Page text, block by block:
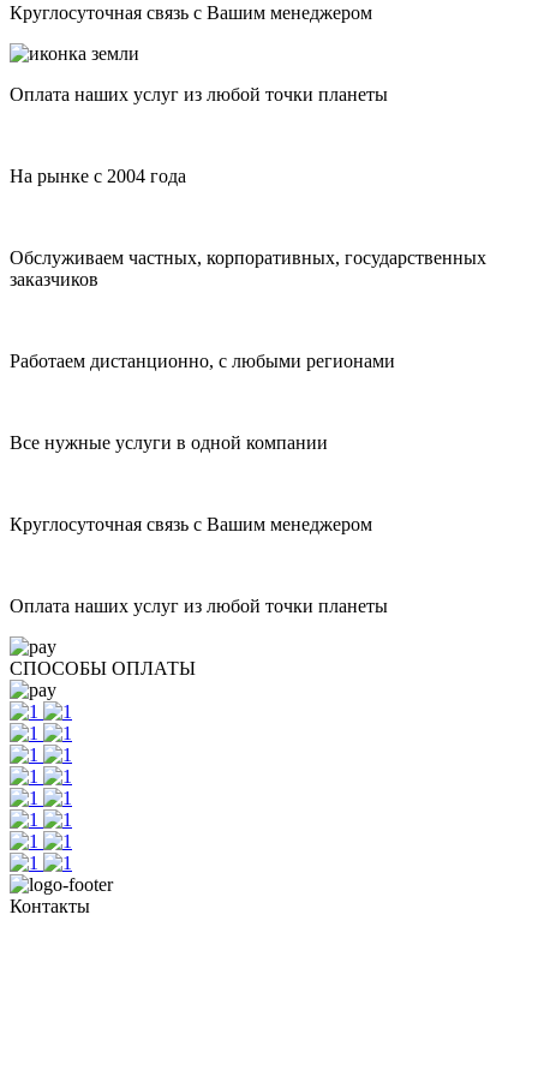
Круглосуточная связь с Вашим менеджером
Оплата наших услуг из любой точки планеты
На рынке с 2004 года
Обслуживаем частных, корпоративных, государственных
заказчиков
Работаем дистанционно, с любыми регионами
Все нужные услуги в одной компании
Круглосуточная связь с Вашим менеджером
Оплата наших услуг из любой точки планеты
СПОСОБЫ ОПЛАТЫ
Контакты